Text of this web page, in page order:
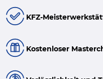
KFZ-
Kostenloser